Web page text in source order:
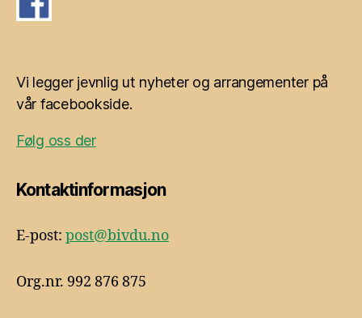
Vi legger jevnlig ut nyheter og arrangementer på
vår facebookside.
Følg oss der
Kontaktinformasjon
E-post: post@bivdu.no
Org.nr. 992 876 875